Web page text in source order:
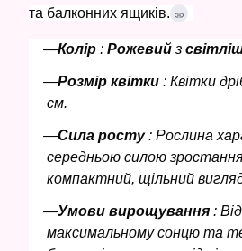
та балконних ящиків.
Колір : Рожевий з
Розмір квітки : Квітки
см.
Сила росту: Рослина
середньою силою
компактний, щільний
Умови вирощування :
максимальному сонцю та